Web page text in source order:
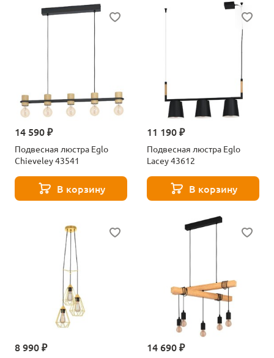
14 590 ₽
Подвесная люстра Eglo
Chieveley 43541
В корзину
11 190 ₽
Подвесная люстра Eglo
Lacey 43612
В корзину
8 990 ₽ 14 690 ₽